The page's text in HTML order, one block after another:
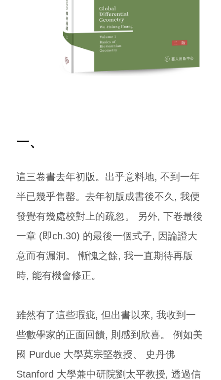
一、
這三卷書去年初版。出乎意料地, 不到一年
半已幾乎售罄。去年初版成書後不久, 我便
發覺有幾處校對上的疏忽。 另外, 下卷最後
一章 (即ch.30) 的最後一個式子, 因論證大
意而有漏洞。 慚愧之餘, 我一直期待再版
時, 能有機會修正。
雖然有了這些瑕疵, 但出書以來, 我收到一
些數學家的正面回饋, 則感到欣喜。 例如美
國 Purdue 大學莫宗堅教授、 史丹佛
Stanford 大學兼中研院劉太平教授, 透過信